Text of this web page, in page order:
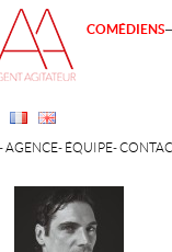
AGENCE ÉQUIPE
COMÉDIENS